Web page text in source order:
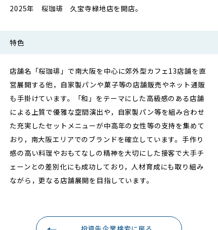
2025年 桜珈琲 久宝寺緑地店を開店。
特色
店舗名「桜珈琲」で南大阪を中心に郊外型カフェ13店舗を直
営展開する他，自家製パンや菓子等の店舗販売やネット通販
も手掛けています。「和」をテーマにした高級感のある店舗
による上質で優雅な空間演出や，自家製パン等を組み合わせ
た充実したセットメニューが中高年の女性等の支持を集めて
おり，南大阪エリアでのブランドを確立しています。手作り
感の高い料理やおもてなしの精神を大切にした接客で大手チ
ェーンとの差別化にも成功しており，人材育成にも取り組み
ながら，更なる店舗展開を目指しています。